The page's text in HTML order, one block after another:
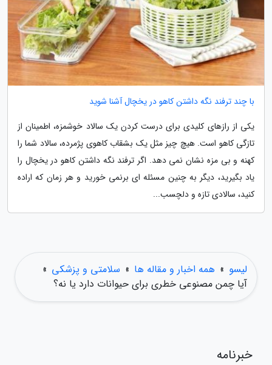
با چند ترفند نگه داشتن کاهو در یخچال آشنا شوید
یکی از رازهای کلیدی برای درست کردن یک سالاد خوشمزه، اطمینان از
تازگی کاهو است. هیچ چیز مثل یک بشقاب کاهوی پژمرده، سالاد شما را
کهنه و بی مزه نشان نمی دهد. اگر ترفند نگه داشتن کاهو در یخچال را
یاد بگیرید، دیگر به چنین مسئله ای برنمی خورید و هر زمان که اراده
کنید، سالادی تازه و دلچسب...
لیسو » همه اخبار و مقاله ها » سلامتی و پزشکی »
آیا چمن مصنوعی خطری برای حیوانات دارد یا نه؟
خبرنامه